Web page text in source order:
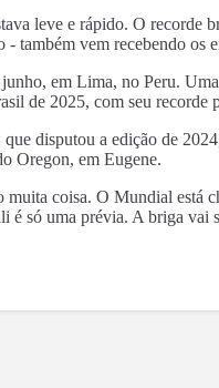
leve e rápido. O recorde
também vem recebendo
em Lima, no Peru.
de 2025, com seu recorde
disputou a edição de
Oregon, em Eugene.
coisa. O Mundial
só uma prévia. A briga